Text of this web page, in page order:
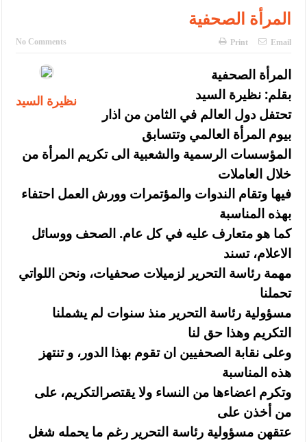
بيان اجتماع عمّان:دعم الوصاية الهاشمية التاريخية على المقدسات
القاضي يلتقي رؤساء تحرير الصحف اليومية ويؤكد حرص مجلس النواب
على شراكة فاعلة مع الإعلام
دعوة المكلفين بخدمة العلم (الدفعة الثالثة) إلى مراجعة منصة خدمة
العلم
القاضي محمود أحمد فريحات.. مبارك ومزيدا من التوفيق
المرأة الصحفية
No Comments Print Email
نظيرة السيد
المرأة الصحفية
بقلم: نظيرة السيد
تحتفل دول العالم في الثامن من اذار
بيوم المرأة العالمي وتتسابق
المؤسسات الرسمية والشعبية الى تكريم المرأة من
خلال العاملات
فيها وتقام الندوات والمؤتمرات وورش العمل احتفاء
بهذه المناسبة
كما هو متعارف عليه في كل عام. الصحف ووسائل
الاعلام، تسند
مهمة رئاسة التحرير لزميلات صحفيات، ونحن اللواتي
تحملنا
مسؤولية رئاسة التحرير منذ سنوات لم يشملنا
التكريم وهذا حق لنا
وعلى نقابة الصحفيين ان تقوم بهذا الدور، و تنتهز
هذه المناسبة
وتكرم اعضاءها من النساء ولا يقتصرالتكريم، على
من أخذن على
عتقهن مسؤولية رئاسة التحرير رغم ما يحمله شغل